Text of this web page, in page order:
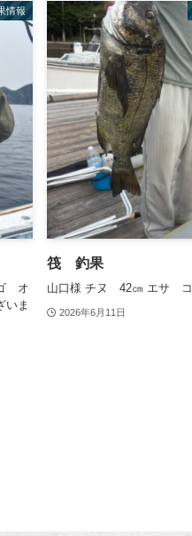
情報
オ
いま
筏 釣果
山口様 チヌ 42㎝ エサ
2026年6月11日